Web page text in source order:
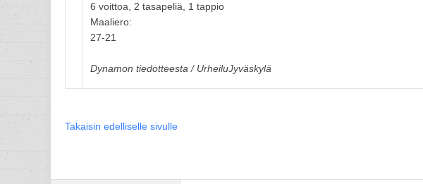
6 voittoa, 2 tasapeliä, 1 tappio
Maaliero:
27-21
Dynamon tiedotteesta / UrheiluJyväskylä
Takaisin edelliselle sivulle